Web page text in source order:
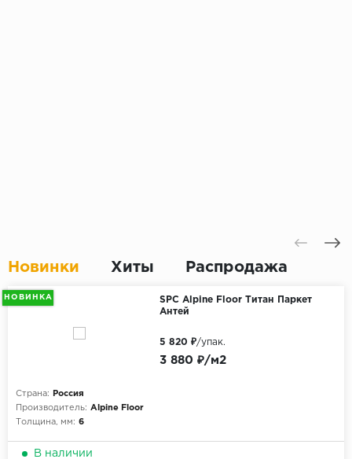
Новинки Хиты Распродажа
НОВИНКА
SPC Alpine Floor Титан Паркет
Антей
Страна:
Россия
Производитель: Alpine Floor
Толщина, мм: 6
3 880 ₽/м2
5 820 ₽/упак.
В наличии